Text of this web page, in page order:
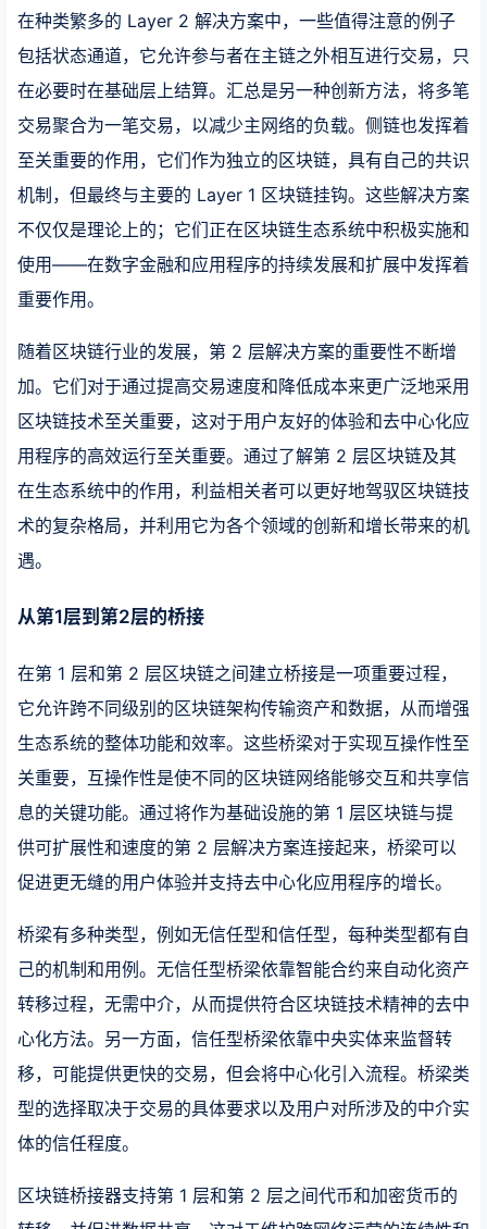
在种类繁多的 Layer 2 解决方案中，一些值得注意的例子
包括状态通道，它允许参与者在主链之外相互进行交易，只
在必要时在基础层上结算。汇总是另一种创新方法，将多笔
交易聚合为一笔交易，以减少主网络的负载。侧链也发挥着
至关重要的作用，它们作为独立的区块链，具有自己的共识
机制，但最终与主要的 Layer 1 区块链挂钩。这些解决方案
不仅仅是理论上的；它们正在区块链生态系统中积极实施和
使用——在数字金融和应用程序的持续发展和扩展中发挥着
重要作用。
随着区块链行业的发展，第 2 层解决方案的重要性不断增
加。它们对于通过提高交易速度和降低成本来更广泛地采用
区块链技术至关重要，这对于用户友好的体验和去中心化应
用程序的高效运行至关重要。通过了解第 2 层区块链及其
在生态系统中的作用，利益相关者可以更好地驾驭区块链技
术的复杂格局，并利用它为各个领域的创新和增长带来的机
遇。
从第1层到第2层的桥接
在第 1 层和第 2 层区块链之间建立桥接是一项重要过程，
它允许跨不同级别的区块链架构传输资产和数据，从而增强
生态系统的整体功能和效率。这些桥梁对于实现互操作性至
关重要，互操作性是使不同的区块链网络能够交互和共享信
息的关键功能。通过将作为基础设施的第 1 层区块链与提
供可扩展性和速度的第 2 层解决方案连接起来，桥梁可以
促进更无缝的用户体验并支持去中心化应用程序的增长。
桥梁有多种类型，例如无信任型和信任型，每种类型都有自
己的机制和用例。无信任型桥梁依靠智能合约来自动化资产
转移过程，无需中介，从而提供符合区块链技术精神的去中
心化方法。另一方面，信任型桥梁依靠中央实体来监督转
移，可能提供更快的交易，但会将中心化引入流程。桥梁类
型的选择取决于交易的具体要求以及用户对所涉及的中介实
体的信任程度。
区块链桥接器支持第 1 层和第 2 层之间代币和加密货币的